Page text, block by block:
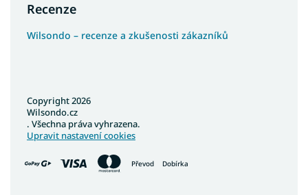
Recenze
Wilsondo – recenze a zkušenosti zákazníků
Převod Dobírka
Copyright 2026
Wilsondo.cz
. Všechna práva vyhrazena.
Upravit nastavení cookies